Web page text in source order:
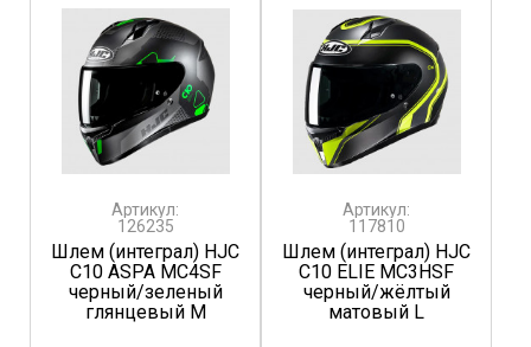
Артикул:
126235
Шлем (интеграл) HJC
C10 ASPA MC4SF
черный/зеленый
глянцевый M
Артикул:
117810
Шлем (интеграл) HJC
C10 ELIE MC3HSF
черный/жёлтый
матовый L